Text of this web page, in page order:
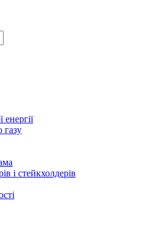
газу
і стейкхолдерів